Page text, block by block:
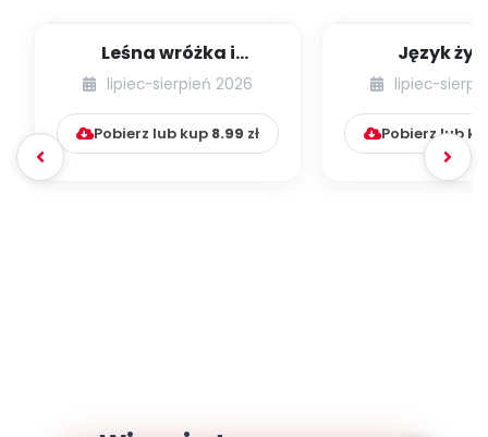
Leśna wróżka i
przyjaciele
lipiec-sierpień 2026
Pobierz lub kup 8.99 zł
Język
lipiec-
Pobierz lub